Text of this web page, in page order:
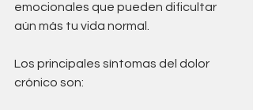
emocionales que pueden dificultar
aún más tu vida normal.
Los principales síntomas del dolor
crónico son: